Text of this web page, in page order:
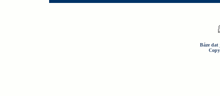
Báze dat